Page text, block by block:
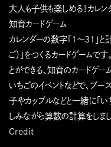
大人も子供も楽しめる！カレン
知育カードゲーム
カレンダーの数字「1〜31」と
ご）」をつくるカードゲームで
とができる、知育のカードゲー
いちごのイベントなどで、ブ
子やカップルなどと一緒に「い
しみながら算数の計算をしまし
Credit